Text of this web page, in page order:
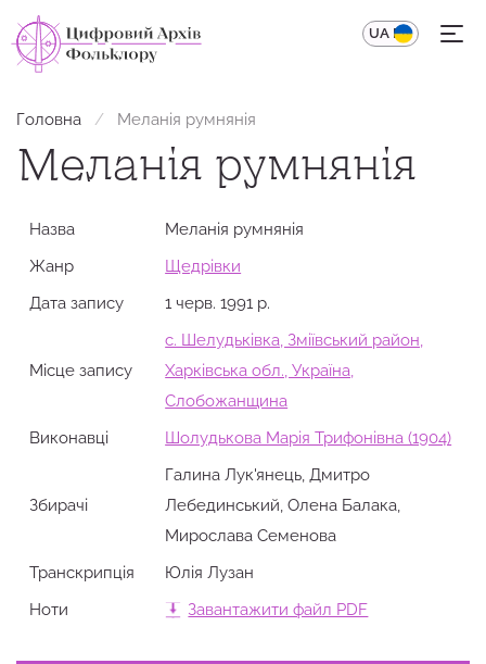
UA EN
Головна Меланія румнянія
Меланія румнянія
Назва
Меланія румнянія
Жанр
Щедрівки
Дата запису
1 черв. 1991 р.
Місце запису
с. Шелудьківка, Зміївський район,
Харківська обл., Україна,
Слобожанщина
Виконавці
Шолудькова Марія Трифонівна (1904)
Збирачi
Галина Лук'янець, Дмитро
Лебединський, Олена Балака,
Мирослава Семенова
Транскрипція
Юлія Лузан
Ноти
Завантажити файл PDF